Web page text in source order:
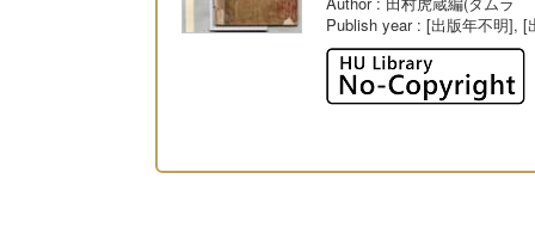
Publish year: [出版年不明], [